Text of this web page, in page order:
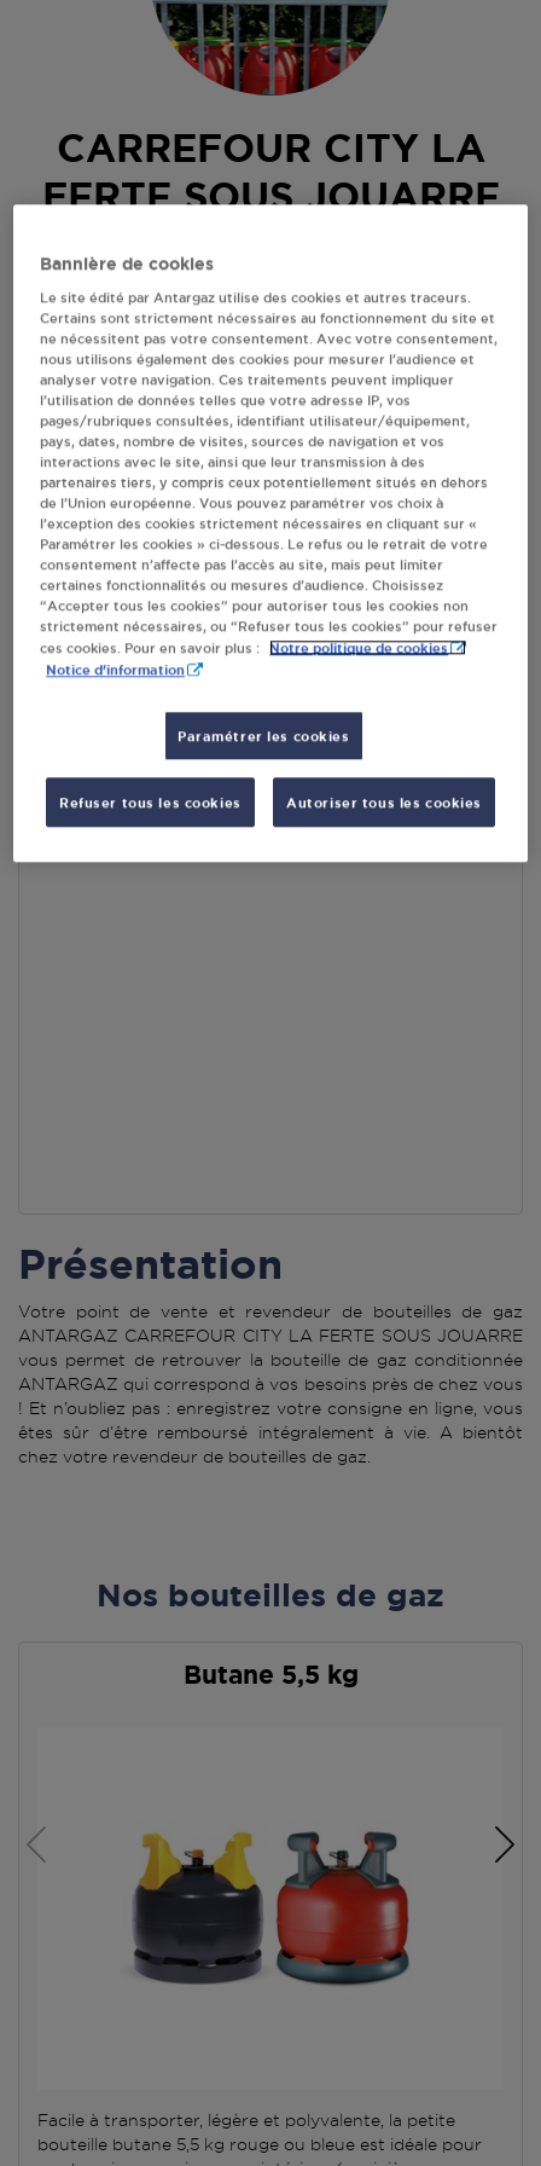
CARREFOUR CITY LA
FERTE SOUS JOUARRE
VERBODIS SARL
77260LA FERTE SOUS JOUARRE
Revendeur de bouteilles de gaz
S'Y RENDRE
AFFICHER LE TÉLÉPHONE
RECEVOIR LES COORDONNÉES DU REVENDEUR
En cliquant sur « S’y rendre », j’autorise le traitement
d’informations (dont mon adresse IP) et leur transfert hors UE
par Google Maps afin d’afficher la carte.
En savoir plus
Accès
Présentation
Votre point de vente et revendeur de bouteilles de gaz
ANTARGAZ CARREFOUR CITY LA FERTE SOUS JOUARRE
vous permet de retrouver la bouteille de gaz conditionnée
ANTARGAZ qui correspond à vos besoins près de chez vous
! Et n’oubliez pas : enregistrez votre consigne en ligne, vous
êtes sûr d’être remboursé intégralement à vie. A bientôt
chez votre revendeur de bouteilles de gaz.
Nos bouteilles de gaz
Butane 5,5 kg
Facile à transporter, légère et polyvalente, la petite
bouteille butane 5,5 kg rouge ou bleue est idéale pour
Bannière de cookies
Le site édité par Antargaz utilise des cookies et autres traceurs.
Certains sont strictement nécessaires au fonctionnement du site et
ne nécessitent pas votre consentement. Avec votre consentement,
nous utilisons également des cookies pour mesurer l’audience et
analyser votre navigation. Ces traitements peuvent impliquer
l’utilisation de données telles que votre adresse IP, vos
pages/rubriques consultées, identifiant utilisateur/équipement,
pays, dates, nombre de visites, sources de navigation et vos
interactions avec le site, ainsi que leur transmission à des
partenaires tiers, y compris ceux potentiellement situés en dehors
de l’Union européenne. Vous pouvez paramétrer vos choix à
l’exception des cookies strictement nécessaires en cliquant sur «
Paramétrer les cookies » ci-dessous. Le refus ou le retrait de votre
consentement n’affecte pas l’accès au site, mais peut limiter
certaines fonctionnalités ou mesures d’audience. Choisissez
“Accepter tous les cookies” pour autoriser tous les cookies non
strictement nécessaires, ou “Refuser tous les cookies” pour refuser
ces cookies. Pour en savoir plus :
Notre politique de cookies
Notice d'information
Paramétrer les cookies
Refuser tous les cookies Autoriser tous les cookies